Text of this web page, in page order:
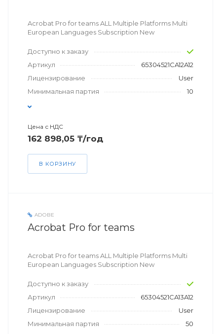
Acrobat Pro for teams ALL Multiple Platforms Multi
European Languages Subscription New
Доступно к заказу
Артикул
65304521CA12A12
Лицензирование
User
Минимальная партия
10
Цена с НДС
162 898,05 ₸/год
В КОРЗИНУ
ADOBE
Acrobat Pro for teams
Acrobat Pro for teams ALL Multiple Platforms Multi
European Languages Subscription New
Доступно к заказу
Артикул
65304521CA13A12
Лицензирование
User
Минимальная партия
50